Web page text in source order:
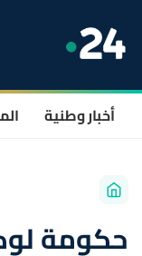
أخبار وطنية
حكومة